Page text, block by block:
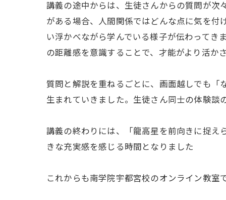
講義の途中からは、生徒さんからの質問が次
がある場合、人間関係ではどんな点に気を
い浮かべながら学んでいる様子が伝わって
の距離感を意識することで、才能がより活か
質問と解説を重ねるごとに、画面越しでも「
生まれていきました。生徒さん同士の体験談
講義の終わりには、「龍高星を前向きに捉え
きな充実感を感じる時間となりました
これからも南学院宇都宮校のオンライン教